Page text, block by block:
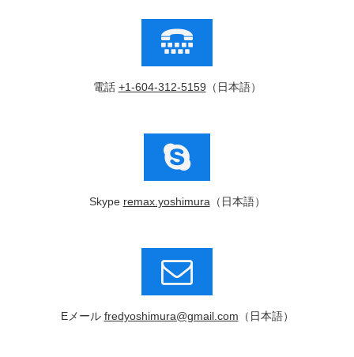
電話 +1-604-312-5159 （日本語）
Skype remax.yoshimura （日本語）
Eメール fredyoshimura@gmail.com （日本語）